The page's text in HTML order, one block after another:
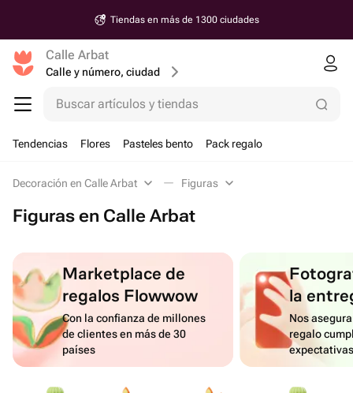
Tiendas en más de 1300 ciudades
Calle Arbat
Calle y número, ciudad
Buscar artículos y tiendas
Tendencias Flores Pasteles bento Pack regalo
Decoración en Calle Arbat Figuras
Figuras en Calle Arbat
Marketplace de
regalos Flowwow
Con la confianza de millones
de clientes en más de 30
países
la
Nos
regalo